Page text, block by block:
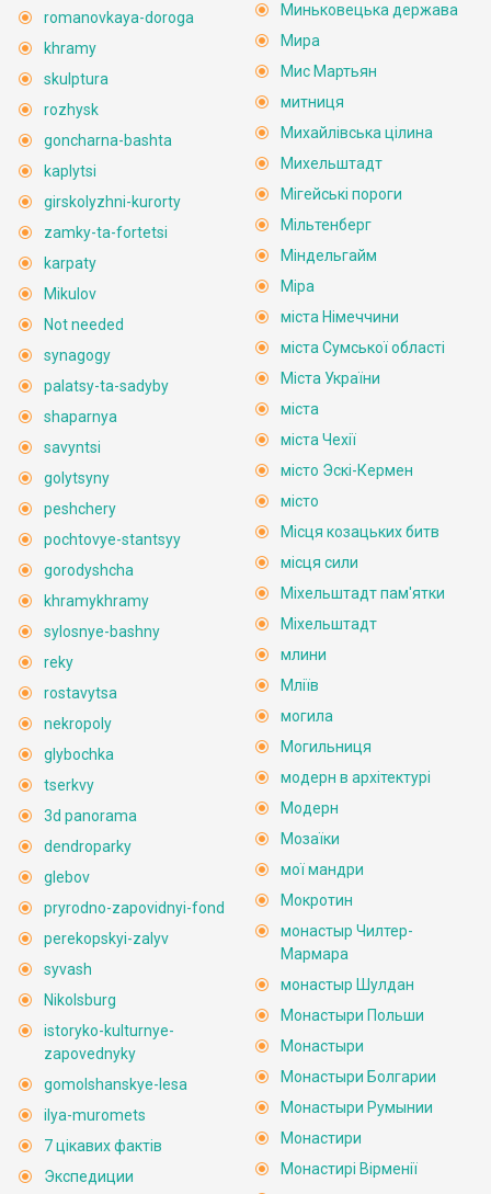
romanovkaya-doroga
khramy
skulptura
rozhysk
goncharna-bashta
kaplytsi
girskolyzhni-kurorty
zamky-ta-fortetsi
karpaty
Mikulov
Not needed
synagogy
palatsy-ta-sadyby
shaparnya
savyntsi
golytsyny
peshchery
pochtovye-stantsyy
gorodyshcha
khramykhramy
sylosnye-bashny
reky
rostavytsa
nekropoly
glybochka
tserkvy
3d panorama
dendroparky
glebov
pryrodno-zapovidnyi-fond
perekopskyi-zalyv
syvash
Nikolsburg
istoryko-kulturnye-
zapovednyky
gomolshanskye-lesa
ilya-muromets
7 цікавих фактів
Экспедиции
Миньковецька держава
Мира
Мис Мартьян
митниця
Михайлівська цілина
Михельштадт
Мігейські пороги
Мільтенберг
Міндельгайм
Міра
міста Німеччини
міста Сумської області
Міста України
міста
міста Чехії
місто Эскі-Кермен
місто
Місця козацьких битв
місця сили
Міхельштадт пам'ятки
Міхельштадт
млини
Мліїв
могила
Могильниця
модерн в архітектурі
Модерн
Мозаїки
мої мандри
Мокротин
монастыр Чилтер-
Мармара
монастыр Шулдан
Монастыри Польши
Монастыри
Монастыри Болгарии
Монастыри Румынии
Монастири
Монастирі Вірменії